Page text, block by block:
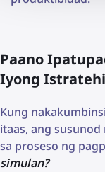
Paano
Iyong
Kung
itaas, ang
sa proseso ng
simulan?